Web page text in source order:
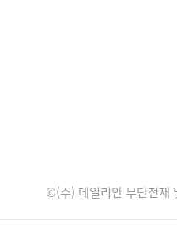
©(주) 데일리안 무단전재